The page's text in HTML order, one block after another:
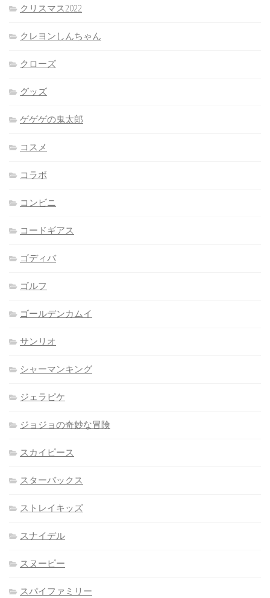
クリスマス2022
クレヨンしんちゃん
クローズ
グッズ
ゲゲゲの鬼太郎
コスメ
コラボ
コンビニ
コードギアス
ゴディバ
ゴルフ
ゴールデンカムイ
サンリオ
シャーマンキング
ジェラピケ
ジョジョの奇妙な冒険
スカイピース
スターバックス
ストレイキッズ
スナイデル
スヌーピー
スパイファミリー